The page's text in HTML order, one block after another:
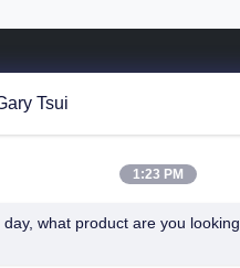
opendisplayfridge.com
Tsui
1:23 PM
day, what product are you looking